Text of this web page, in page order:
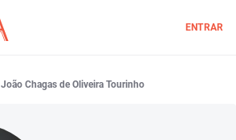
ENTRAR
João Chagas de Oliveira Tourinho